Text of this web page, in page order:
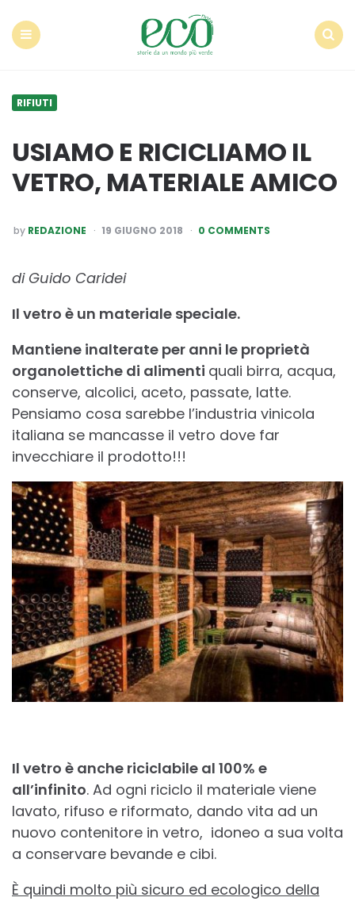
RIFIUTI
USIAMO E RICICLIAMO IL
VETRO, MATERIALE AMICO
POSTED
BY
by REDAZIONE 19 GIUGNO 2018 0 COMMENTS
di Guido Caridei
Il vetro è un materiale speciale.
Mantiene inalterate per anni le proprietà
organolettiche di alimenti quali birra, acqua,
conserve, alcolici, aceto, passate, latte.
Pensiamo cosa sarebbe l’industria vinicola
italiana se mancasse il vetro dove far
invecchiare il prodotto!!!
Il vetro è anche riciclabile al 100% e
all’infinito. Ad ogni riciclo il materiale viene
lavato, rifuso e riformato, dando vita ad un
nuovo contenitore in vetro, idoneo a sua volta
a conservare bevande e cibi.
È quindi molto più sicuro ed ecologico della